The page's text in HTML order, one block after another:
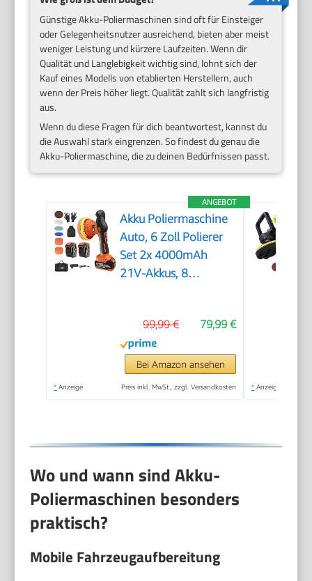
Günstige Akku-Poliermaschinen sind oft für Einsteiger
oder Gelegenheitsnutzer ausreichend, bieten aber meist
weniger Leistung und kürzere Laufzeiten. Wenn dir
Qualität und Langlebigkeit wichtig sind, lohnt sich der
Kauf eines Modells von etablierten Herstellern, auch
wenn der Preis höher liegt. Qualität zahlt sich langfristig
aus.
Wenn du diese Fragen für dich beantwortest, kannst du
die Auswahl stark eingrenzen. So findest du genau die
Akku-Poliermaschine, die zu deinen Bedürfnissen passt.
ANGEBOT
Akku Poliermaschine
Auto, 6 Zoll Polierer
Set 2x 4000mAh
21V-Akkus, 8
LED-Display und 18-
teiligem Polier-
Zubehörset für
Wachsen, Polieren
79,99 €
99,99 €
Bei Amazon ansehen
* Anzeige Preis inkl. MwSt., zzgl. Versandkosten * Anzeige
Wo und wann sind Akku-
Poliermaschinen besonders
praktisch?
Mobile Fahrzeugaufbereitung